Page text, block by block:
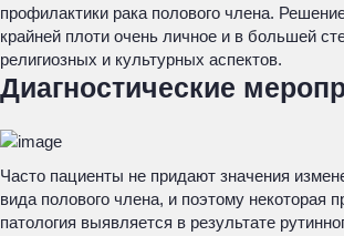
профилактики рака полового члена.
крайней плоти очень личное и в большей
религиозных и культурных аспектов.
Диагностические
Часто пациенты не придают значения
вида полового члена, и поэтому некоторая
патология выявляется в результате